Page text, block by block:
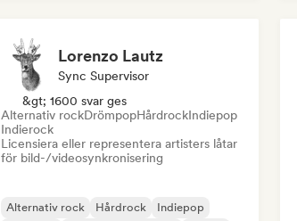
Lorenzo Lautz
Sync Supervisor
&gt; 1600 svar ges
Alternativ rockDrömpopHårdrockIndiepop
Indierock
Licensiera eller representera artisters låtar
för bild-/videosynkronisering
Alternativ rock Hårdrock
Indiepop